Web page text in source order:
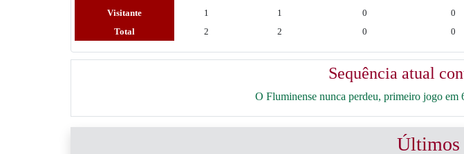
Visitante
1 1 0 0
Total
2 2 0 0
Sequência atual
O Fluminense nunca perdeu, primeiro jogo em
Últimos